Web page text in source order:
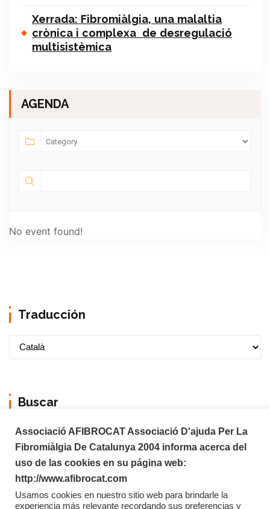
Xerrada: Fibromiàlgia, una malaltia
crònica i complexa de desregulació
multisistèmica
AGENDA
No event found!
Traducción
Buscar
Associació AFIBROCAT Associació D'ajuda Per La
Fibromiàlgia De Catalunya 2004 informa acerca del
uso de las cookies en su página web:
http://www.afibrocat.com
Usamos cookies en nuestro sitio web para brindarle la
experiencia más relevante recordando sus preferencias y